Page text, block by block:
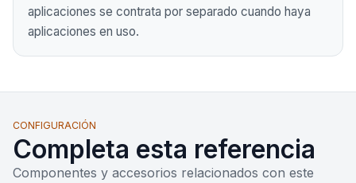
aplicaciones se contrata por separado cuando haya
aplicaciones en uso.
CONFIGURACIÓN
Completa esta referencia
Componentes y accesorios relacionados con este